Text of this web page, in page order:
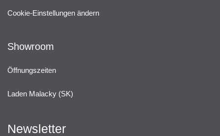
Cookie-Einstellungen ändern
Showroom
Öffnungszeiten
Laden Malacky (SK)
Newsletter